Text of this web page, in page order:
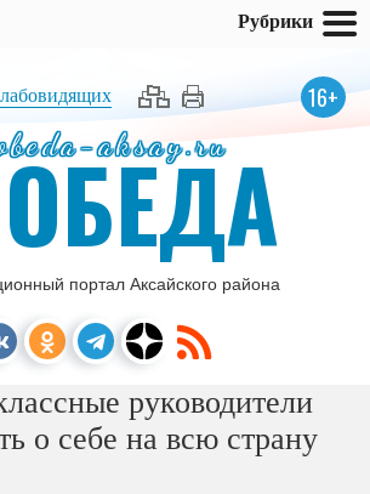
16+
aksay.ru
ОБЕДА
портал Аксайского района
руководители
о себе на всю страну
Рубрики